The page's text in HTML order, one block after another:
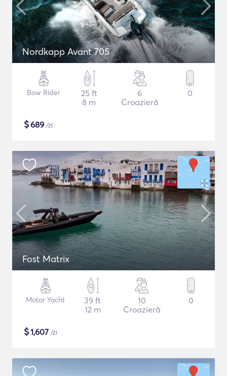
Nordkapp Avant 705
Bow Rider
25 ft
8 m
6
Croazieră
0
$689 /zi
Fost Matrix
Motor Yacht
39 ft
12 m
10
Croazieră
0
$1,607 /zi